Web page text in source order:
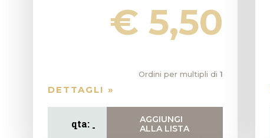
€ 5,50
Ordini per multipli di 1
DETTAGLI »
AGGIUNGI
ALLA LISTA